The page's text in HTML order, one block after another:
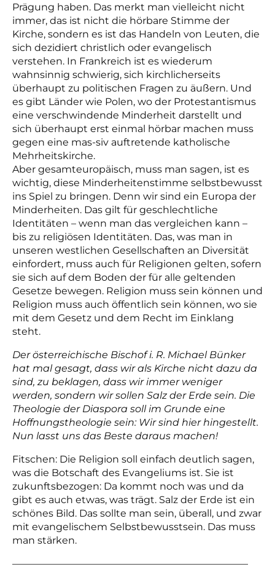
Prägung haben. Das merkt man vielleicht nicht
immer, das ist nicht die hörbare Stimme der
Kirche, sondern es ist das Handeln von Leuten, die
sich dezidiert christlich oder evangelisch
verstehen. In Frankreich ist es wiederum
wahnsinnig schwierig, sich kirchlicherseits
überhaupt zu politischen Fragen zu äußern. Und
es gibt Länder wie Polen, wo der Protestantismus
eine verschwindende Minderheit darstellt und
sich überhaupt erst einmal hörbar machen muss
gegen eine mas-siv auftretende katholische
Mehrheitskirche.
Aber gesamteuropäisch, muss man sagen, ist es
wichtig, diese Minderheitenstimme selbstbewusst
ins Spiel zu bringen. Denn wir sind ein Europa der
Minderheiten. Das gilt für geschlechtliche
Identitäten – wenn man das vergleichen kann –
bis zu religiösen Identitäten. Das, was man in
unseren westlichen Gesellschaften an Diversität
einfordert, muss auch für Religionen gelten, sofern
sie sich auf dem Boden der für alle geltenden
Gesetze bewegen. Religion muss sein können und
Religion muss auch öffentlich sein können, wo sie
mit dem Gesetz und dem Recht im Einklang
steht.
Der österreichische Bischof i. R. Michael Bünker
hat mal gesagt, dass wir als Kirche nicht dazu da
sind, zu beklagen, dass wir immer weniger
werden, sondern wir sollen Salz der Erde sein. Die
Theologie der Diaspora soll im Grunde eine
Hoffnungstheologie sein: Wir sind hier hingestellt.
Nun lasst uns das Beste daraus machen!
Fitschen: Die Religion soll einfach deutlich sagen,
was die Botschaft des Evangeliums ist. Sie ist
zukunftsbezogen: Da kommt noch was und da
gibt es auch etwas, was trägt. Salz der Erde ist ein
schönes Bild. Das sollte man sein, überall, und zwar
mit evangelischem Selbstbewusstsein. Das muss
man stärken.
————————————————————————